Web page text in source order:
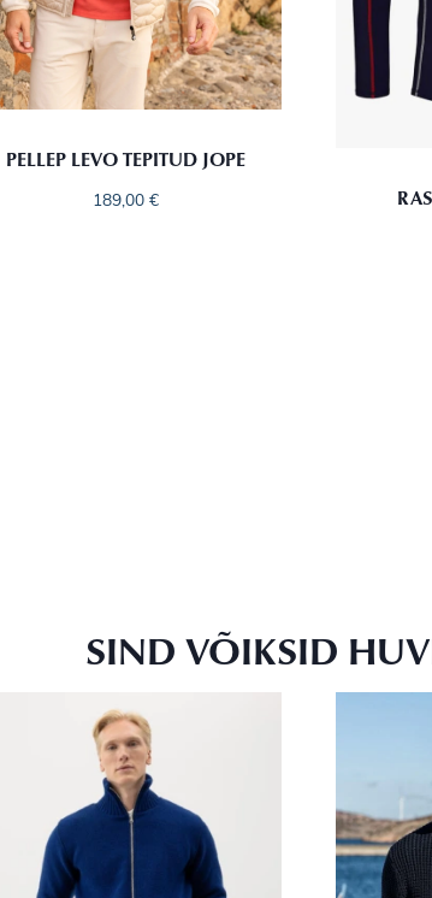
PELLEP LEVO TEPITUD JOPE
189,00 €
SIND VÕIKSID